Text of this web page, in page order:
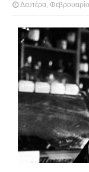
Δευτέρα,